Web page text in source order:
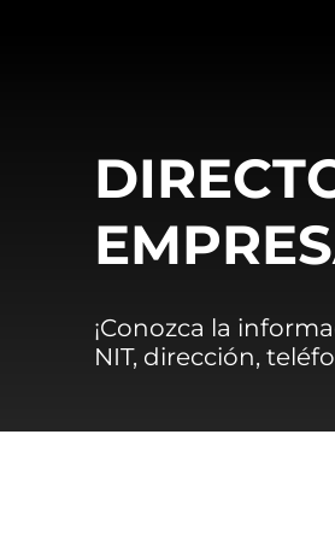
¡Conozca la
NIT, dirección,